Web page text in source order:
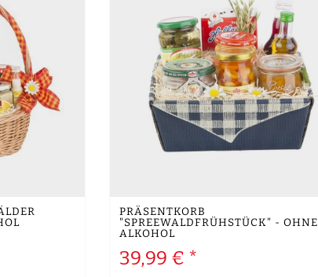
PRÄSENTKORB
"SPREEWALDFRÜHSTÜCK" - OHNE
ALKOHOL
39,99 € *